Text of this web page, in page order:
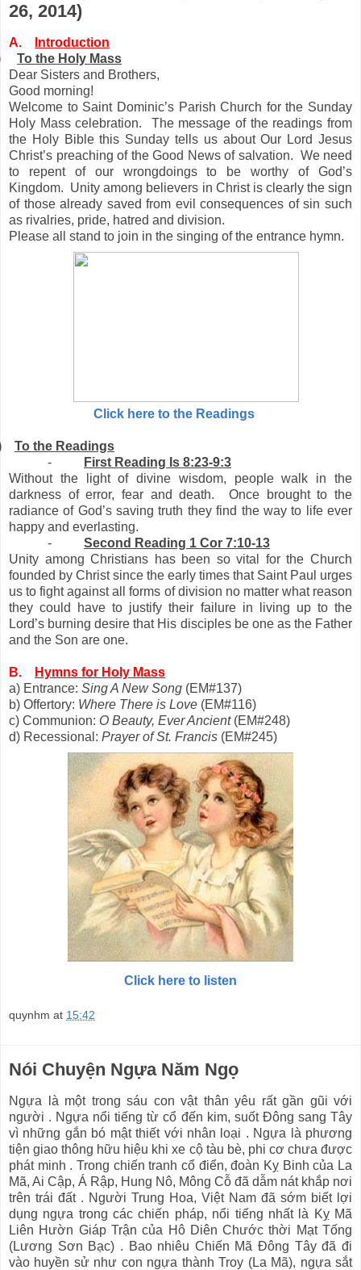
26, 2014)
A.
Introduction
To the Holy Mass
Dear Sisters and Brothers,
Good morning!
Welcome to Saint Dominic’s Parish Church for the Sunday
Holy Mass celebration. The message of the readings from
the Holy Bible this Sunday tells us about Our Lord Jesus
Christ’s preaching of the Good News of salvation. We need
to repent of our wrongdoings to be worthy of God’s
Kingdom. Unity among believers in Christ is clearly the sign
of those already saved from evil consequences of sin such
as rivalries, pride, hatred and division.
Please all stand to join in the singing of the entrance hymn.
Click here to the Readings
To the Readings
-
First Reading Is 8:23-9:3
Without the light of divine wisdom, people walk in the
darkness of error, fear and death. Once brought to the
radiance of God’s saving truth they find the way to life ever
happy and everlasting.
- Second Reading 1 Cor 7:10-13
Unity among Christians has been so vital for the Church
founded by Christ since the early times that Saint Paul urges
us to fight against all forms of division no matter what reason
they could have to justify their failure in living up to the
Lord’s burning desire that His disciples be one as the Father
and the Son are one.
B.
Hymns for Holy Mass
a) Entrance: Sing A New Song (EM#137)
b) Offertory: Where There is Love (EM#116)
c) Communion: O Beauty, Ever Ancient(EM#248)
d) Recessional: Prayer of St. Francis (EM#245)
Click here to listen
quynhm at 15:42
Nói Chuyện Ngựa Năm Ngọ
Ngựa là một trong sáu con vật thân yêu rất gần gũi với
người . Ngựa nổi tiếng từ cổ đến kim, suốt Đông sang Tây
vì những gắn bó mật thiết với nhân loại . Ngựa là phương
tiện giao thông hữu hiệu khi xe cộ tàu bè, phi cơ chưa được
phát minh . Trong chiến tranh cổ điển, đoàn Kỵ Binh của La
Mã, Ai Cập, Á Rập, Hung Nô, Mông Cỗ đã dẫm nát khắp nơi
trên trái đất . Người Trung Hoa, Việt Nam đã sớm biết lợi
dụng ngựa trong các chiến pháp, nổi tiếng nhất là Kỵ Mã
Liên Hườn Giáp Trận của Hô Diên Chước thời Mạt Tống
(Lương Sơn Bạc) . Bao nhiêu Chiến Mã Đông Tây đã đi
vào huyền sử như con ngựa thành Troy (La Mã), ngựa sắt